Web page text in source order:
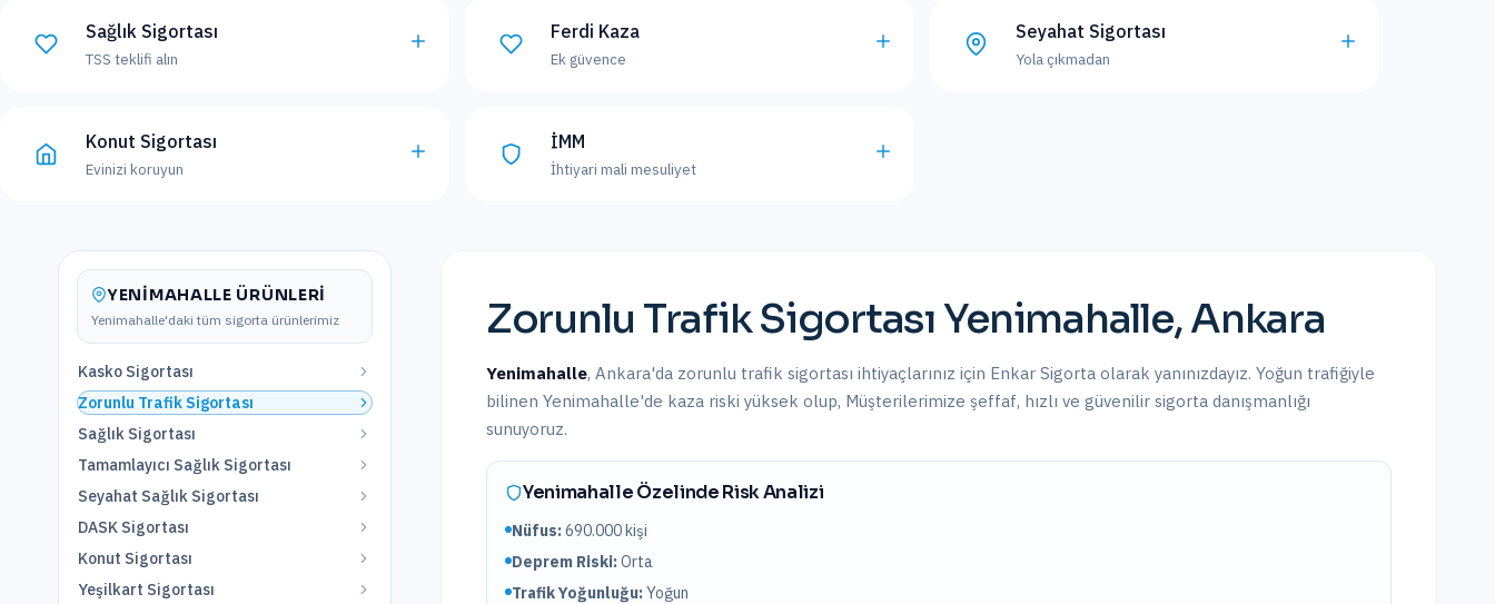
Sağlık Sigortası
TSS teklifi alın
Ferdi Kaza
Ek güvence
Seyahat Sigortası
Yola çıkmadan
Konut Sigortası
Evinizi koruyun
İMM
İhtiyari mali mesuliyet
YENIMAHALLE ÜRÜNLERI
Yenimahalle'daki tüm sigorta ürünlerimiz
Kasko Sigortası
Zorunlu Trafik Sigortası
Sağlık Sigortası
Tamamlayıcı Sağlık Sigortası
Seyahat Sağlık Sigortası
DASK Sigortası
Konut Sigortası
Yeşilkart Sigortası
Zorunlu Trafik SigortasıYenimahalle,Ankara
Yenimahalle, Ankara'da zorunlu trafik sigortası ihtiyaçlarınız için Enkar Sigorta olarak yanınızdayız. Yoğun trafiğiyle
bilinen Yenimahalle'de kaza riski yüksek olup, Müşterilerimize şeffaf, hızlı ve güvenilir sigorta danışmanlığı
sunuyoruz.
YenimahalleÖzelinde Risk Analizi
Nüfus:690.000kişi
Deprem Riski:Orta
Trafik Yoğunluğu:Yoğun